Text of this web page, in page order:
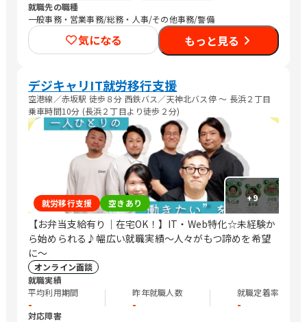
就職先の職種
一般事務・営業事務/総務・人事/その他事務/警備
気になる もっと見る
デジキャリIT就労移行支援
空港線／赤坂駅 徒歩８分 西鉄バス／天神北バス停 〜 長浜２丁目
乗車時間10分 (長浜２丁目より徒歩２分)
+9
就労移行支援 空きあり
【お弁当支給有り｜在宅OK！】IT・Web特化☆未経験か
ら始められる♪幅広い就職実績〜人々がもつ諦めを希望
に〜
オンライン面談
就職実績
平均利用期間
-
昨年就職人数
-
就職定着率
-
対応障害